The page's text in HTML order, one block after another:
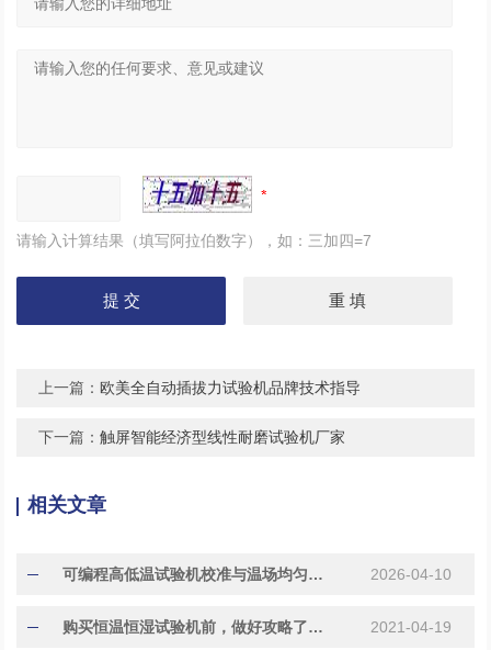
请输入计算结果（填写阿拉伯数字），如：三加四=7
上一篇：欧美全自动插拔力试验机品牌技术指导
下一篇：触屏智能经济型线性耐磨试验机厂家
相关文章
可编程高低温试验机校准与温场均匀度验证的实操步骤 2026-04-10
购买恒温恒湿试验机前，做好攻略了吗？ 2021-04-19